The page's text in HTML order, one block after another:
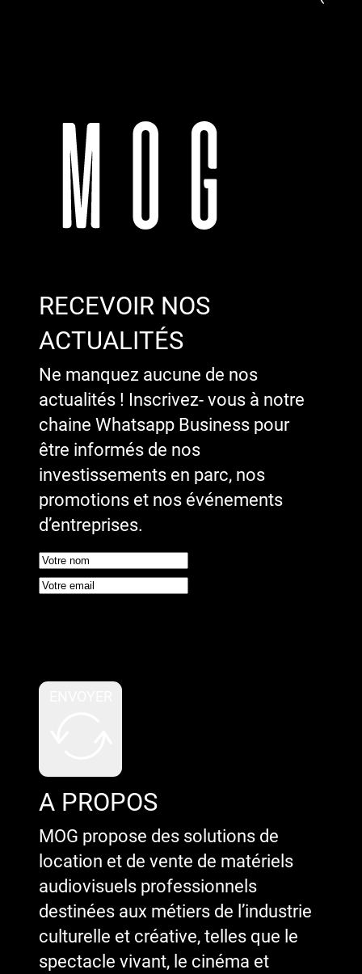
RECEVOIR NOS
ACTUALITÉS
Ne manquez aucune de nos
actualités ! Inscrivez- vous à notre
chaine Whatsapp Business pour
être informés de nos
investissements en parc, nos
promotions et nos événements
d’entreprises.
A PROPOS
MOG propose des solutions de
location et de vente de matériels
audiovisuels professionnels
destinées aux métiers de l’industrie
culturelle et créative, telles que le
spectacle vivant, le cinéma et